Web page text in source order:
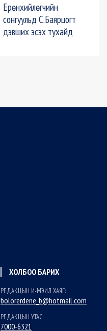
Ерөнхийлөгчийн
сонгуульд С.Баярцогт
дэвших эсэх тухайд
ХОЛБОО БАРИХ
РЕДАКЦЫН И-МЭИЛ ХАЯГ:
bolorerdene_b@hotmail.com
РЕДАКЦЫН УТАС:
7000-6321